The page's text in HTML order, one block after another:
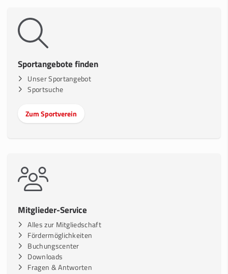
Sportangebote finden
Unser Sportangebot
Sportsuche
Zum Sportverein
Mitglieder-Service
Alles zur Mitgliedschaft
Fördermöglichkeiten
Buchungscenter
Downloads
Fragen & Antworten